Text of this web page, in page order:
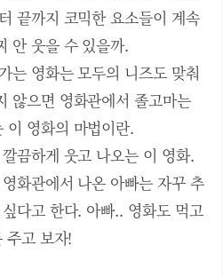
끝까지 코믹한 요소들이 계속
안 웃을 수 있을까.
는 영화는 모두의 니즈도 맞춰
않으면 영화관에서 졸고마는
이 영화의 마법이란.
끔하게 웃고 나오는 이 영화.
화관에서 나온 아빠는 자꾸 추
다고 한다. 아빠.. 영화도 먹고
주고 보자!